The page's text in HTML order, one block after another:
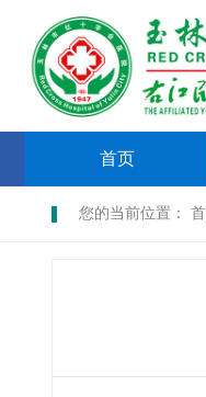
首页
您的当前位置：